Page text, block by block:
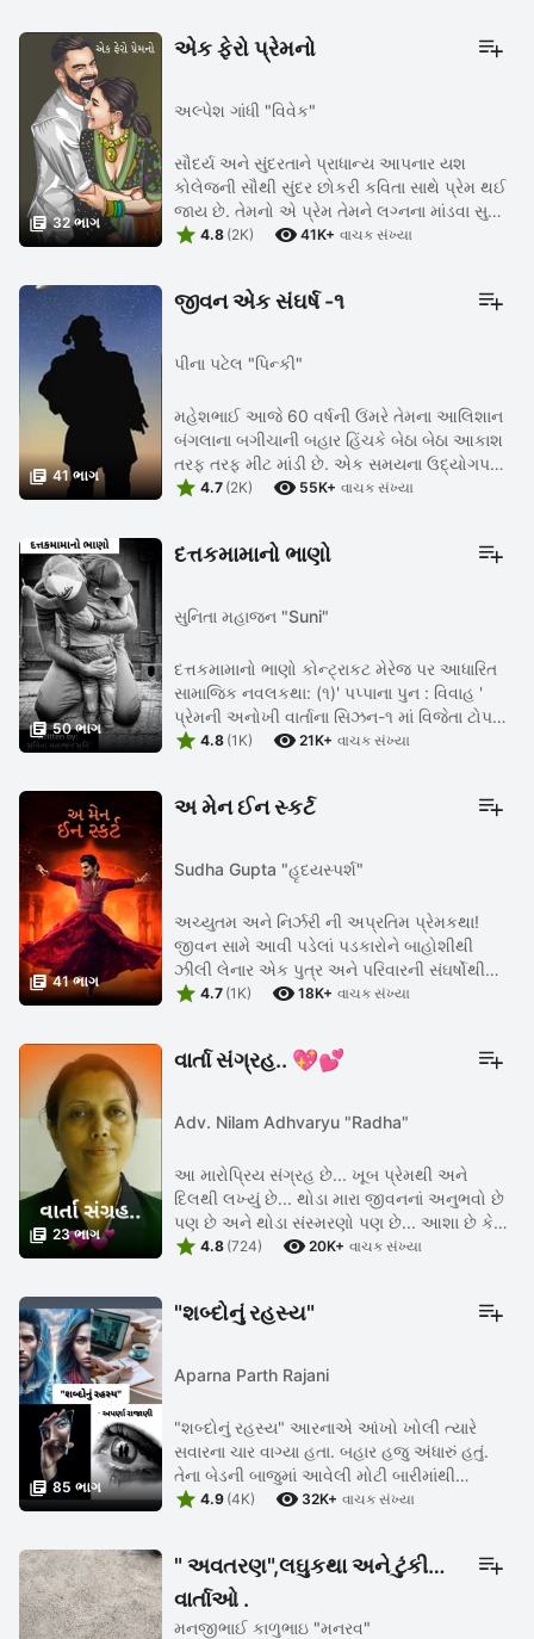
 32 ભાગ
એક ફેરો પ્રેમનો
અલ્પેશ ગાંધી "વિવેક"
સૌદર્ય અને સુંદરતાને પ્રાધાન્ય આપનાર યશ
કોલેજની સૌથી સુંદર છોકરી કવિતા સાથે પ્રેમ થઈ
જાય છે. તેમનો એ પ્રેમ તેમને લગ્નના માંડવા સુધી
ખેચી જાય છે. વડીલોની હાજરીમાં બંનેના લગ્ન થાય
 4.8 (2K)  41K+ વાચક સંખ્યા
 41 ભાગ
જીવન એક સંઘર્ષ -૧
પીના પટેલ "પિન્કી"
મહેશભાઈ આજે 60 વર્ષની ઉંમરે તેમના આલિશાન
બંગલાના બગીચાની બહાર હિંચકે બેઠા બેઠા આકાશ
તરફ તરફ મીટ માંડી છે. એક સમયના ઉદ્યોગપતિ
અને આજે પણ તેનાથી વધુ પૈસાની રેલમછેલ એમના
 4.7 (2K)  55K+ વાચક સંખ્યા
 50 ભાગ
દત્તકમામાનો ભાણો
સુનિતા મહાજન "Suni"
દત્તકમામાનો ભાણો કોન્ટ્રાકટ મેરેજ પર આધારિત
સામાજિક નવલકથા: (૧)' પપ્પાના પુન : વિવાહ '
પ્રેમની અનોખી વાર્તાના સિઝન-૧ માં વિજેતા ટોપ
10માં એનો આગળનો બીજો ભાગ.... (૨)' માતૃત્વની
 4.8 (1K)  21K+ વાચક સંખ્યા
 41 ભાગ
અ મેન ઈન સ્કર્ટ
Sudha Gupta "હૃદયસ્પર્શ"
અચ્યુતમ અને નિર્ઝરી ની અપ્રતિમ પ્રેમકથા!
જીવન સામે આવી પડેલાં પડકારોને બાહોશીથી
ઝીલી લેનાર એક પુત્ર અને પરિવારની સંઘર્ષોથી
ભરપુર પ્રેરણાત્મક વાર્તા. પ્રણયત્રિકોણ વચ્ચે
 4.7 (1K)  18K+ વાચક સંખ્યા
 23 ભાગ
વાર્તા સંગ્રહ.. 💖💕
Adv. Nilam Adhvaryu "Radha"
આ મારોપ્રિય સંગ્રહ છે... ખૂબ પ્રેમથી અને
દિલથી લખ્યું છે... થોડા મારા જીવનનાં અનુભવો છે
પણ છે અને થોડા સંસ્મરણો પણ છે... આશા છે કે
તમને વાચકોને ગમશે જ.................... ❤❤ શ્રી
 4.8 (724)  20K+ વાચક સંખ્યા
 85 ભાગ
"શબ્દોનું રહસ્ય"
Aparna Parth Rajani
"શબ્દોનું રહસ્ય" આરનાએ આંખો ખોલી ત્યારે
સવારના ચાર વાગ્યા હતા. બહાર હજુ અંધારું હતું.
તેના બેડની બાજુમાં આવેલી મોટી બારીમાંથી
પથરાયેલો વિશાળ રસ્તો દેખાઈ રહ્યો હતો.
 4.9 (4K)  32K+ વાચક સંખ્યા
" અવતરણ",લઘુકથા અને ટુંકી
વાર્તાઓ .
મનજીભાઈ કાળુભાઇ "મનરવ"